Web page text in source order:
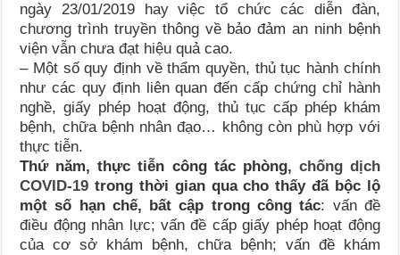
ngày 23/01/2019 hay việc tổ chức các diễn đàn,
chương trình truyền thông về bảo đảm an ninh bệnh
viện vẫn chưa đạt hiệu quả cao.
– Một số quy định về thẩm quyền, thủ tục hành chính
như các quy định liên quan đến cấp chứng chỉ hành
nghề, giấy phép hoạt động, thủ tục cấp phép khám
bệnh, chữa bệnh nhân đạo… không còn phù hợp với
thực tiễn.
Thứ năm,thực tiễn công tác phòng, chống dịch
COVID-19 trong thời gian qua cho thấy đã bộc lộ
một số hạn chế, bất cập trong công tác: vấn đề
điều động nhân lực; vấn đề cấp giấy phép hoạt động
của cơ sở khám bệnh, chữa bệnh; vấn đề khám